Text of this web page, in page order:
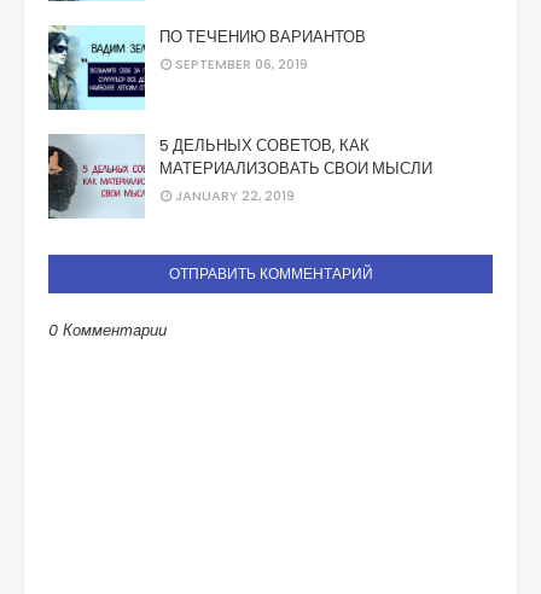
ПО ТЕЧЕНИЮ ВАРИАНТОВ
SEPTEMBER 06, 2019
5 ДЕЛЬНЫХ СОВЕТОВ, КАК
МАТЕРИАЛИЗОВАТЬ СВОИ МЫСЛИ
JANUARY 22, 2019
ОТПРАВИТЬ КОММЕНТАРИЙ
0 Комментарии